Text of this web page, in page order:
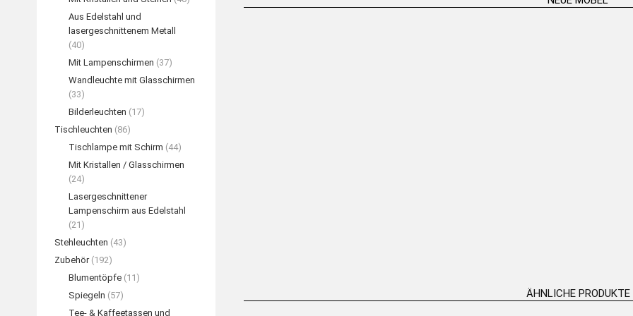
ÄHNLICHE PRODUKTE
Aus Edelstahl und
lasergeschnittenem Metall
(40)
Mit Lampenschirmen (37)
Wandleuchte mit Glasschirmen
(33)
Bilderleuchten (17)
Tischleuchten (86)
Tischlampe mit Schirm (44)
Mit Kristallen / Glasschirmen
(24)
Lasergeschnittener
Lampenschirm aus Edelstahl
(21)
Stehleuchten (43)
Zubehör (192)
Blumentöpfe (11)
Spiegeln (57)
Tee- & Kaffeetassen und